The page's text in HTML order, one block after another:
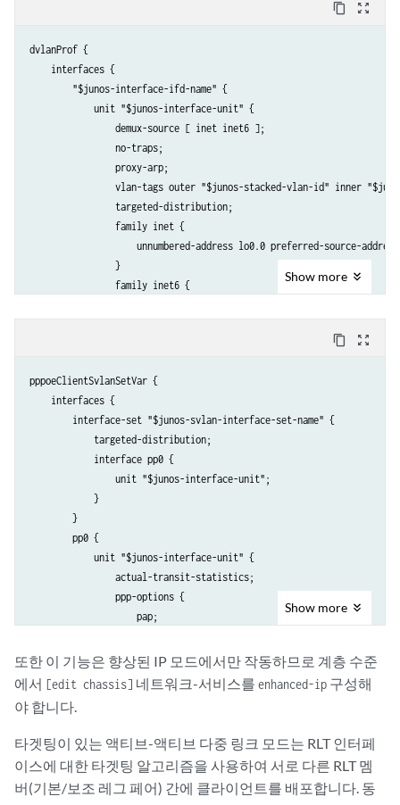
content_copy zoom_out_map
dvlanProf {
    interfaces {
        "$junos-interface-ifd-name" {
            unit "$junos-interface-unit" {
                demux-source [ inet inet6 ];
                no-traps;
                proxy-arp;
vlan-tags outer "$junos-stacked-vlan-id" inner
                targeted-distribution;
                family inet {
unnumbered-address lo0.0 preferred-source-
                }
                family inet6 {
                    dynamic-profile pppoeClientSvlanSetVar;
                }
            }
Show more
content_copy zoom_out_map
pppoeClientSvlanSetVar {
    interfaces {
        interface-set "$junos-svlan-interface-set-name" {
            targeted-distribution;
            interface pp0 {
                unit "$junos-interface-unit";
            }
        }
        pp0 {
            unit "$junos-interface-unit" {
                actual-transit-statistics;
                ppp-options {
                    pap;
                pppoe-options {
                    server;
                }
                keepalives interval 30;
                family inet {
                    unnumbered-address "$junos-loopback-interface";
Show more
또한 이 기능은 향상된 IP 모드에서만 작동하므로 계층 수준
에서 [edit chassis] 네트워크-서비스를 enhanced-ip 구성해
야 합니다.
타겟팅이 있는 액티브-액티브 다중 링크 모드는 RLT 인터페
이스에 대한 타겟팅 알고리즘을 사용하여 서로 다른 RLT 멤
버(기본/보조 레그 페어) 간에 클라이언트를 배포합니다. 동